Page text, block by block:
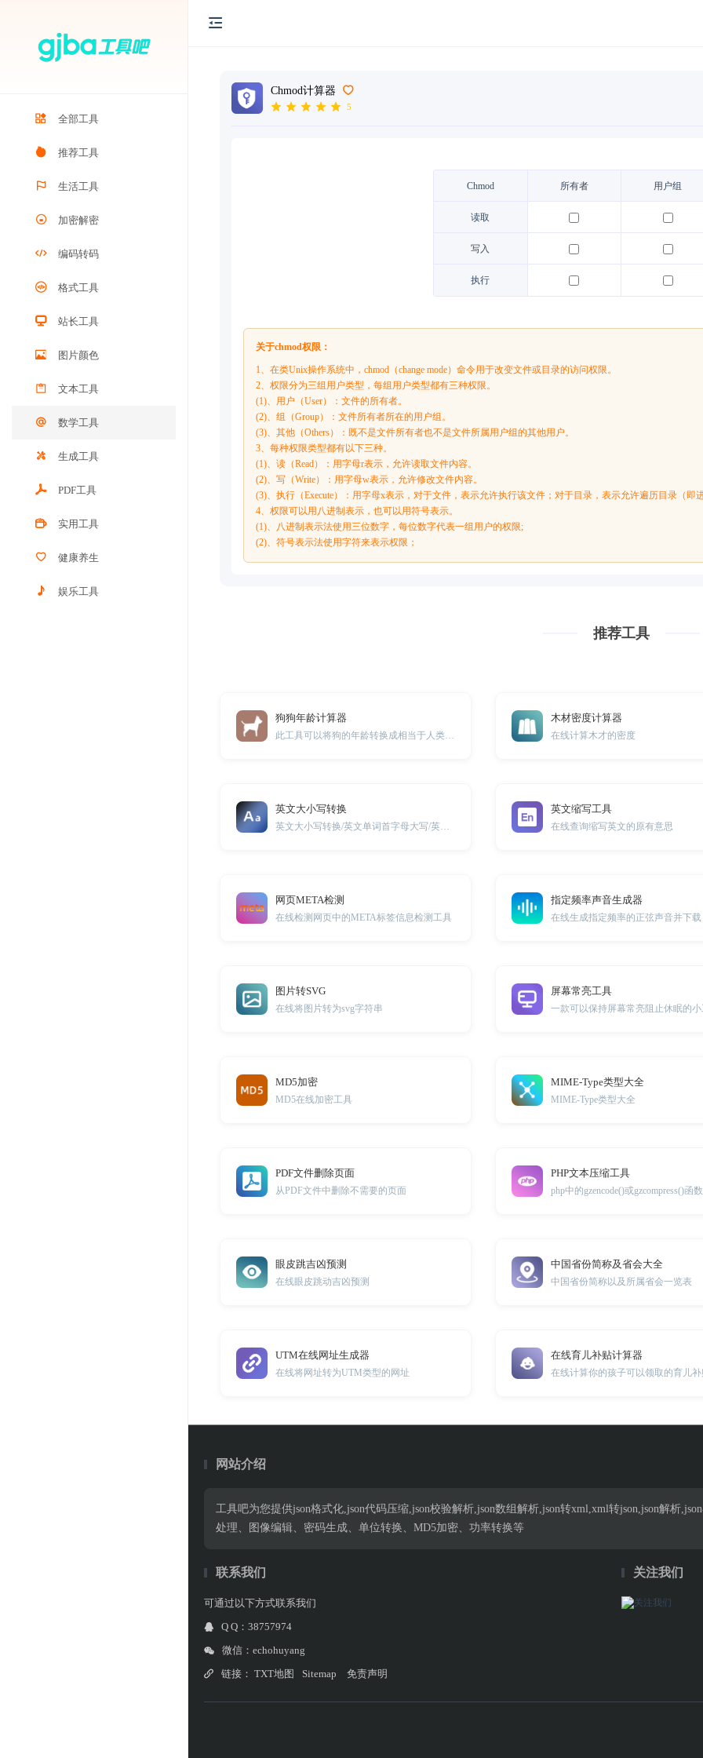
全部工具
推荐工具
生活工具
加密解密
编码转码
格式工具
站长工具
图片颜色
文本工具
数学工具
生成工具
PDF工具
实用工具
健康养生
娱乐工具
Chmod计算器
5
Chmod 所有者 用户组
读取
写入
执行
关于chmod权限：
1、在类Unix操作系统中，chmod（change mode）命令用于改变文件或目录的访问权限。
2、权限分为三组用户类型，每组用户类型都有三种权限。
(1)、用户（User）：文件的所有者。
(2)、组（Group）：文件所有者所在的用户组。
(3)、其他（Others）：既不是文件所有者也不是文件所属用户组的其他用户。
3、每种权限类型都有以下三种。
(1)、读（Read）：用字母r表示，允许读取文件内容。
(2)、写（Write）：用字母w表示，允许修改文件内容。
(3)、执行（Execute）：用字母x表示，对于文件，表示允许执行该文件；对于目录，表示允许遍历目录（即
4、权限可以用八进制表示，也可以用符号表示。
(1)、八进制表示法使用三位数字，每位数字代表一组用户的权限;
(2)、符号表示法使用字符来表示权限；
推荐工具
狗狗年龄计算器 木材密度计算器
在线计算木才的密度
英文大小写转换 英文缩写工具
在线查询缩写英文的原有意思
网页META检测
在线检测网页中的META标签信息检测工具
指定频率声音生成器
在线生成指定频率的正弦声音并下载
图片转SVG
在线将图片转为svg字符串
屏幕常亮工具
一款可以保持屏幕常亮阻止休眠的小
MD5加密
MD5在线加密工具
MIME-Type类型大全
MIME-Type类型大全
PDF文件删除页面
从PDF文件中删除不需要的页面
PHP文本压缩工具
眼皮跳吉凶预测
在线眼皮跳动吉凶预测
中国省份简称及省会大全
中国省份简称以及所属省会一览表
UTM在线网址生成器
在线将网址转为UTM类型的网址
在线育儿补贴计算器
在线计算你的孩子可以领取的育儿
网站介绍
工具吧为您提供json格式化,json代码压缩,json校验解析,json数组解析,json转xml,xml转json,json解析
处理、图像编辑、密码生成、单位转换、MD5加密、功率转换等
关注我们
联系我们
可通过以下方式联系我们
Q Q：38757974
微信：echohuyang
链接： TXT地图 Sitemap 免责声明